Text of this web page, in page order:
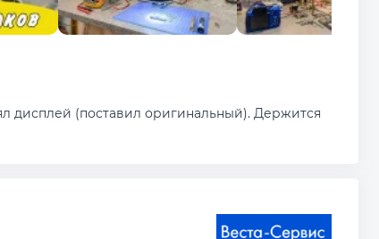
дисплей (поставил оригинальный). Держится